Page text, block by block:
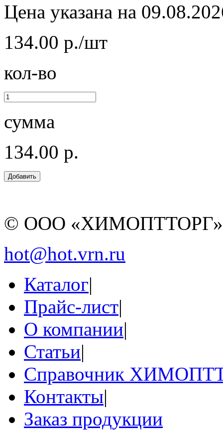
Цена указана на
134.00 р./шт
кол-во
сумма
134.00 р.
© ООО
hot@hot.vrn.ru
Каталог|
Прайс-лист|
О компании|
Статьи|
Справочник
Контакты|
Заказ продукции